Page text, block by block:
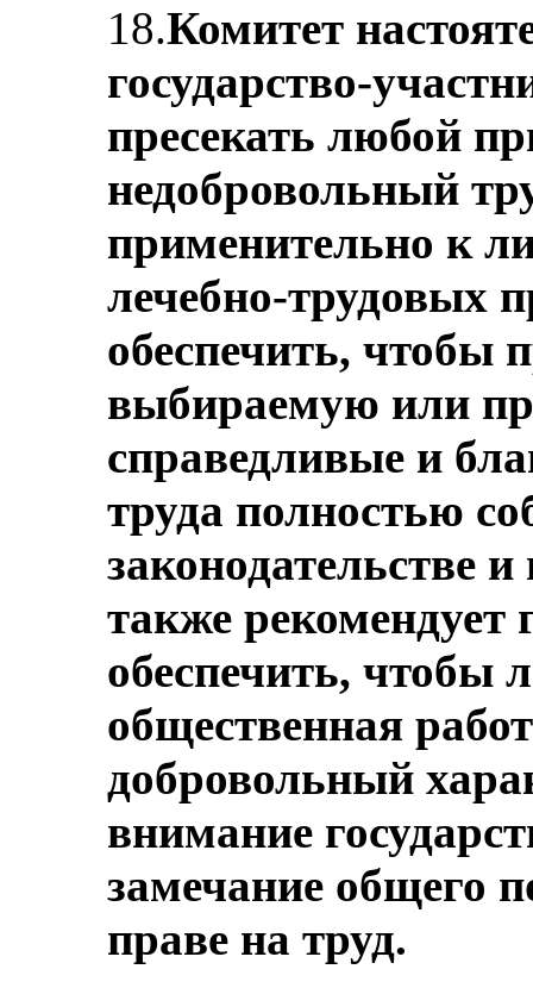
18.Комитет
государство-
пресекать любой
недобровольный
применительно к
лечебно-трудовых
обеспечить, чтобы
выбираемую или
справедливые и
труда полностью
законодательстве
также рекомендует
обеспечить, чтобы
общественная
добровольный
внимание
замечание общего
праве на труд.